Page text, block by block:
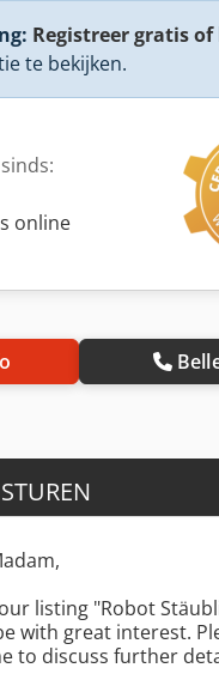
Registreer gratis of
te bekijken.
online